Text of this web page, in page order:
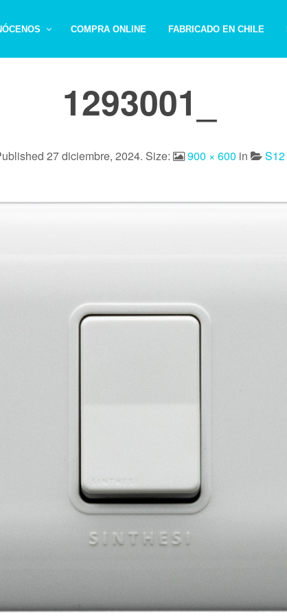
COMPRA ONLINE FABRICADO EN CHILE
1293001_
27 diciembre, 2024. Size: 900 × 600 in S12